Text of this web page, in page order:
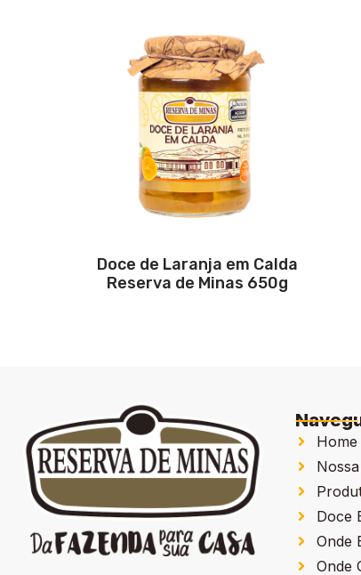
Doce de Laranja em Calda
Reserva de Minas 650g
Home
Doce
Onde
Onde